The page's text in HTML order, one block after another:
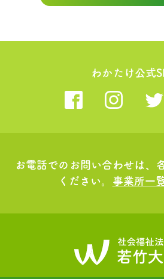
わかたけ公式
お電話でのお問い合わせは、
ください。 事業所一